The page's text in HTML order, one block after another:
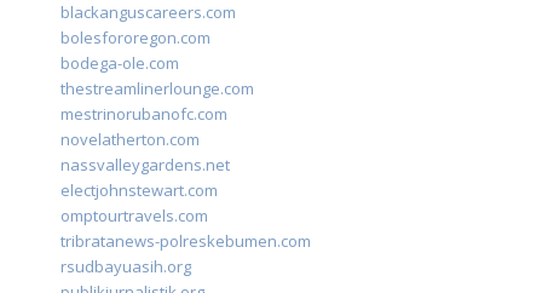
blackanguscareers.com
bolesfororegon.com
bodega-ole.com
thestreamlinerlounge.com
mestrinorubanofc.com
novelatherton.com
nassvalleygardens.net
electjohnstewart.com
omptourtravels.com
tribratanews-polreskebumen.com
rsudbayuasih.org